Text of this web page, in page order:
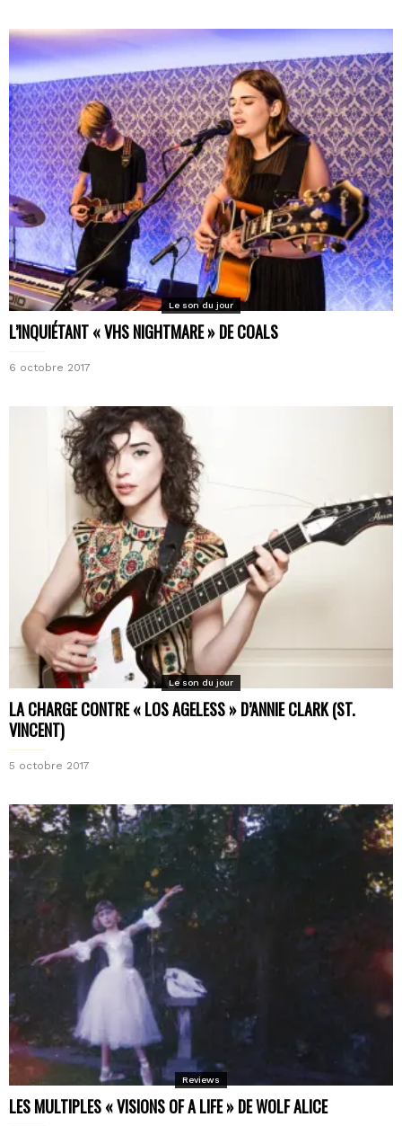
Le son du jour
L’INQUIÉTANT « VHS NIGHTMARE » DE COALS
6 octobre 2017
Le son du jour
LA CHARGE CONTRE « LOS AGELESS » D’ANNIE CLARK (ST.
VINCENT)
5 octobre 2017
Reviews
LES MULTIPLES « VISIONS OF A LIFE » DE WOLF ALICE